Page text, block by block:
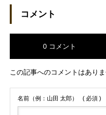
コメント
0 コメント
この記事へのコメントはありま
名前（例：山田 太郎） ( 必須 )